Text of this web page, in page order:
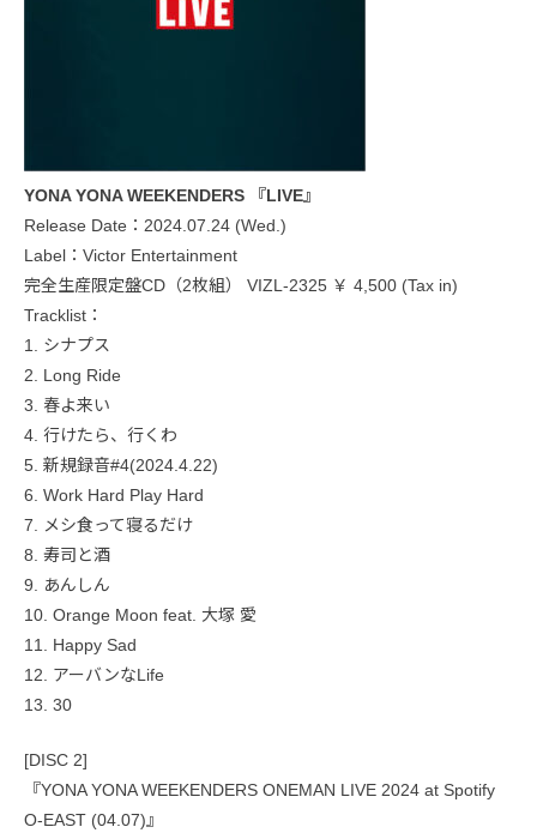
YONA YONA WEEKENDERS 『LIVE』
Release Date：2024.07.24 (Wed.)
Label：Victor Entertainment
完全生産限定盤CD（2枚組） VIZL-2325 ￥ 4,500 (Tax in)
Tracklist：
1. シナプス
2. Long Ride
3. 春よ来い
4. 行けたら、行くわ
5. 新規録音#4(2024.4.22)
6. Work Hard Play Hard
7. メシ食って寝るだけ
8. 寿司と酒
9. あんしん
10. Orange Moon feat. 大塚 愛
11. Happy Sad
12. アーバンなLife
13. 30
[DISC 2]
『YONA YONA WEEKENDERS ONEMAN LIVE 2024 at Spotify
O-EAST (04.07)』